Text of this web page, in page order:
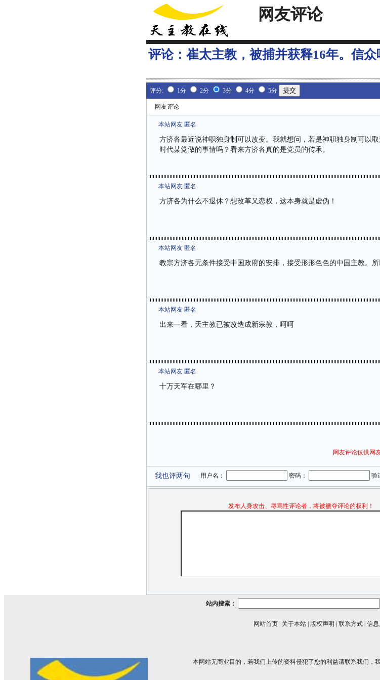
网友评论
评论： 崔太主教，被捕并获释16年。信
评分: 1分 2分 3分 4分 5分
网友评论
本站网友 匿名
方济各最近说神职独身制可以改变。我就想问，若是神职独身制可以
时代某党做的事情吗？看来方济各真的是党员的传承。
本站网友 匿名
方济各为什么不退休？想改革又恋权，这本身就是虚伪！
本站网友 匿名
教宗方济各无条件接受中国政府的安排，接受形形色色的中国主教。所
本站网友 匿名
出来一看，天主教已被改造成新宗教，呵呵
本站网友 匿名
十万天军在哪里？
网友评论仅供网
我也评两句 用户名： 密码： 验
发布人身攻击、辱骂性评论者，将被褫夺评论的权利！
站内搜索：
网站首页 关于本站 版权声明 联系方式 信
本网站无商业目的，若我们上传的资料侵犯了您的利益请联系我们，